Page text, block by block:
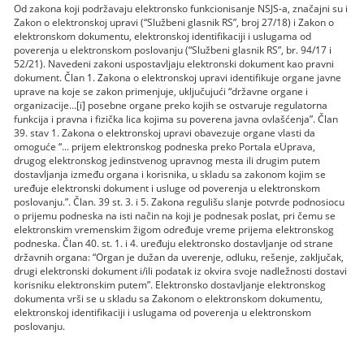
Od zakona koji podržavaju elektronsko funkcionisanje NSJS-a, značajni su i
Zakon o elektronskoj upravi (“Službeni glasnik RS”, broj 27/18) i Zakon o
elektronskom dokumentu, elektronskoj identifikaciji i uslugama od
poverenja u elektronskom poslovanju (“Službeni glasnik RS”, br. 94/17 i
52/21). Navedeni zakoni uspostavljaju elektronski dokument kao pravni
dokument. Član 1. Zakona o elektronskoj upravi identifikuje organe javne
uprave na koje se zakon primenjuje, uključujući “državne organe i
organizacije…[i] posebne organe preko kojih se ostvaruje regulatorna
funkcija i pravna i fizička lica kojima su poverena javna ovlašćenja”. Član
39. stav 1. Zakona o elektronskoj upravi obavezuje organe vlasti da
omoguće “... prijem elektronskog podneska preko Portala eUprava,
drugog elektronskog jedinstvenog upravnog mesta ili drugim putem
dostavljanja između organa i korisnika, u skladu sa zakonom kojim se
uređuje elektronski dokument i usluge od poverenja u elektronskom
poslovanju.”. Član. 39 st. 3. i 5. Zakona regulišu slanje potvrde podnosiocu
o prijemu podneska na isti način na koji je podnesak poslat, pri čemu se
elektronskim vremenskim žigom određuje vreme prijema elektronskog
podneska. Član 40. st. 1. i 4. uređuju elektronsko dostavljanje od strane
državnih organa: “Organ je dužan da uverenje, odluku, rešenje, zaključak,
drugi elektronski dokument i/ili podatak iz okvira svoje nadležnosti dostavi
korisniku elektronskim putem”. Elektronsko dostavljanje elektronskog
dokumenta vrši se u skladu sa Zakonom o elektronskom dokumentu,
elektronskoj identifikaciji i uslugama od poverenja u elektronskom
poslovanju.